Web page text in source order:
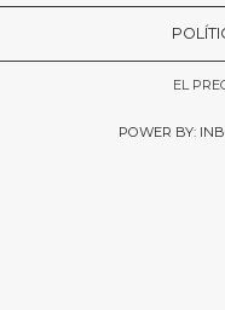
EL
POWER BY: